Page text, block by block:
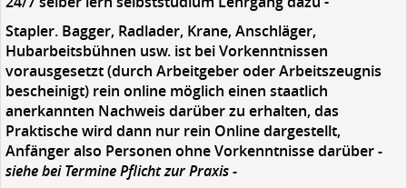
Stapler. Bagger, Radlader, Krane, Anschläger,
Hubarbeitsbühnen usw. ist bei Vorkenntnissen
vorausgesetzt (durch Arbeitgeber oder Arbeitszeugnis
bescheinigt) rein online möglich einen staatlich
anerkannten Nachweis darüber zu erhalten, das
Praktische wird dann nur rein Online dargestellt,
Anfänger also Personen ohne Vorkenntnisse darüber-
siehe bei Termine Pflicht zur Praxis -